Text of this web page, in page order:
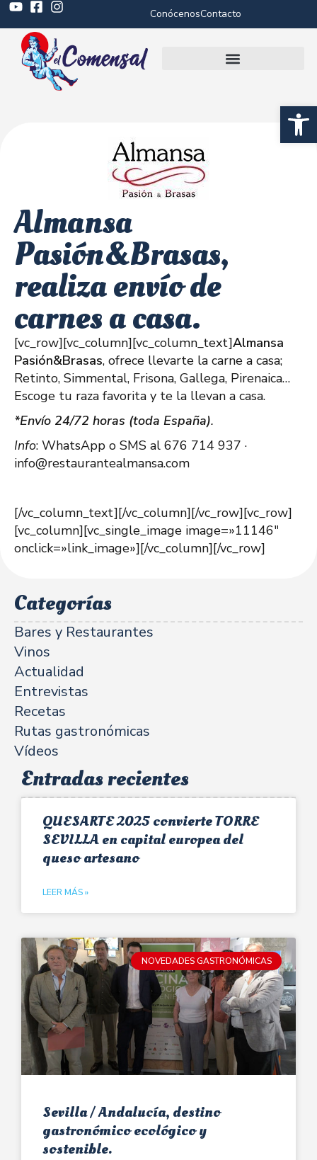
Abrir
ConócenosContacto
Almansa
Pasión&Brasas,
realiza envío de
carnes a casa.
[vc_row][vc_column][vc_column_text]Almansa
Pasión&Brasas, ofrece llevarte la carne a casa;
Retinto, Simmental, Frisona, Gallega, Pirenaica…
Escoge tu raza favorita y te la llevan a casa.
*Envío 24/72 horas (toda España).
Info: WhatsApp o SMS al 676 714 937 ·
info@restaurantealmansa.com
[/vc_column_text][/vc_column][/vc_row][vc_row]
[vc_column][vc_single_image image=»11146″
onclick=»link_image»][/vc_column][/vc_row]
Categorías
Bares y Restaurantes
Vinos
Actualidad
Entrevistas
Recetas
Rutas gastronómicas
Vídeos
Entradas recientes
QUESARTE 2025 convierte TORRE
SEVILLA en capital europea del
queso artesano
LEER MÁS »
NOVEDADES GASTRONÓMICAS
Sevilla / Andalucía, destino
gastronómico ecológico y
sostenible.